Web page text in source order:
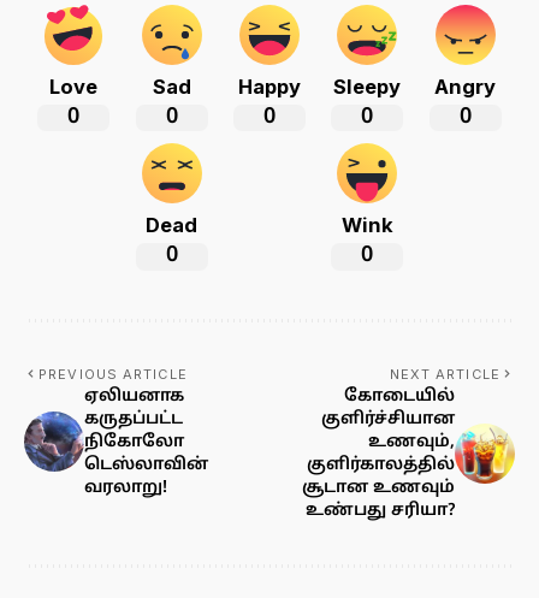
Love
0
Sad
0
Happy
0
Sleepy
0
Angry
0
Dead
0
Wink
0
PREVIOUS ARTICLE
ஏலியனாக
கருதப்பட்ட
நிகோலோ
டெஸ்லாவின்
வரலாறு!
NEXT ARTICLE
கோடையில்
குளிர்ச்சியான
உணவும்,
குளிர்காலத்தில்
சூடான உணவும்
உண்பது சரியா?